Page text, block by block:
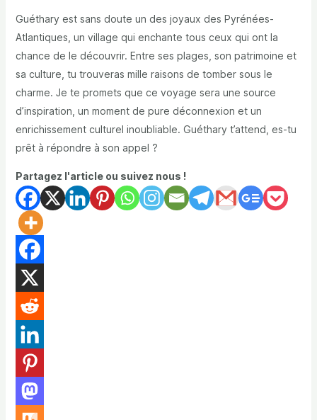
Guéthary est sans doute un des joyaux des Pyrénées-
Atlantiques, un village qui enchante tous ceux qui ont la
chance de le découvrir. Entre ses plages, son patrimoine et
sa culture, tu trouveras mille raisons de tomber sous le
charme. Je te promets que ce voyage sera une source
d’inspiration, un moment de pure déconnexion et un
enrichissement culturel inoubliable. Guéthary t’attend, es-tu
prêt à répondre à son appel ?
Partagez l'article ou suivez nous !